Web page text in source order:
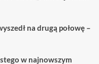
na drugą połowę –
w najnowszym